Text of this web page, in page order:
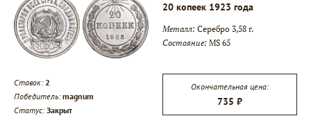
20 копеек 1923 года
Металл: Серебро 3,58 г.
Состояние: MS 65
Ставок:2
Победитель: magnum
Статус:Закрыт
Окончательная цена:
735 ₽